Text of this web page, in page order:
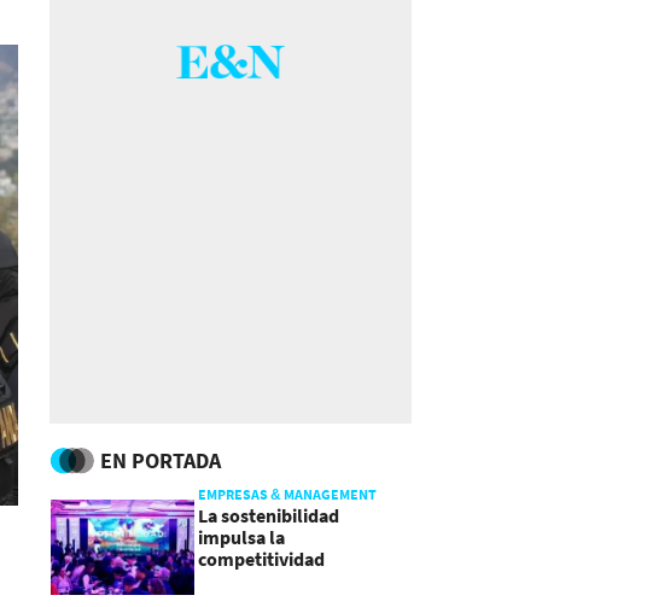
EN PORTADA
EMPRESAS & MANAGEMENT
La sostenibilidad
impulsa la
competitividad